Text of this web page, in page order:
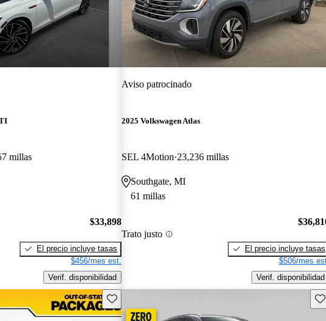
millas
$33,898
El precio incluye tasas
$456/mes est.
Verif. disponibilidad
Aviso patrocinado
2025 Volkswagen Atlas
SEL 4Motion 23,236 millas
Southgate, MI
61 millas
Trato justo
El precio incluye tasas
$506/mes
Verif. disponibilidad
Guarda este Aviso